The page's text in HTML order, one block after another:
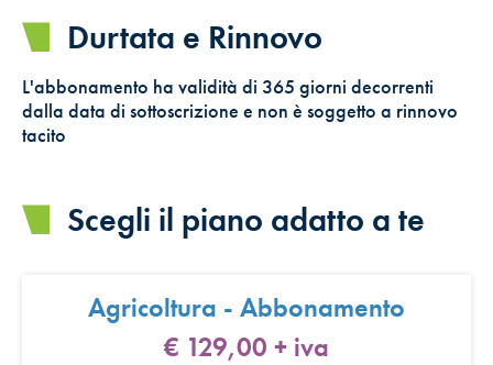
Durtata e Rinnovo
L'abbonamento ha validità di 365 giorni decorrenti
dalla data di sottoscrizione e non è soggetto a rinnovo
tacito
Scegli il piano adatto a te
Agricoltura - Abbonamento
€ 129,00 + iva